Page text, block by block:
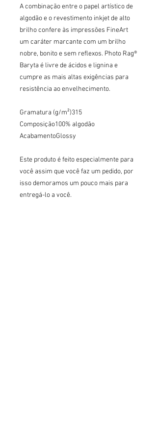
A combinação entre o papel artístico de
algodão e o revestimento inkjet de alto
brilho confere às impressões FineArt
um caráter marcante com um brilho
nobre, bonito e sem reflexos. Photo Rag®
Baryta é livre de ácidos e lignina e
cumpre as mais altas exigências para
resistência ao envelhecimento.
Gramatura (g/m²)315
Composição100% algodão
AcabamentoGlossy
Este produto é feito especialmente para
você assim que você faz um pedido, por
isso demoramos um pouco mais para
entregá-lo a você.